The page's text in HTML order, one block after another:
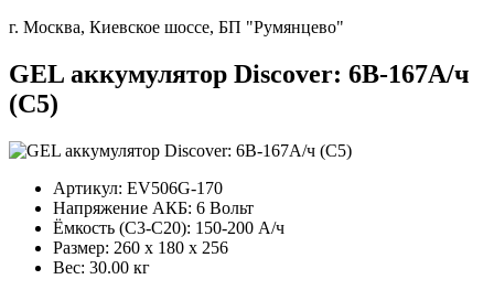
г. Москва, Киевское шоссе, БП "Румянцево"
GEL аккумулятор Discover: 6В-167А/ч
(С5)
Артикул: EV506G-170
Напряжение АКБ: 6 Вольт
Ёмкость (С3-С20): 150-200 А/ч
Размер: 260 x 180 x 256
Вес: 30.00 кг